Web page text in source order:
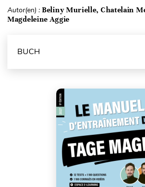
Autor(en) : Beliny Murielle, Chatelain
Magdeleine Aggie
BUCH